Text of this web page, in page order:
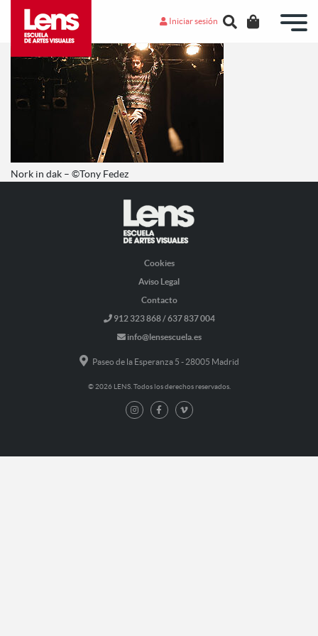
Iniciar sesión
Nork in dak – ©Tony Fedez
Cookies
Aviso Legal
Contacto
912 323 868 / 637 837 004
info@lensescuela.es
Paseo de la Esperanza 5 - 28005 Madrid
© 2026 LENS. Todos los derechos reservados.